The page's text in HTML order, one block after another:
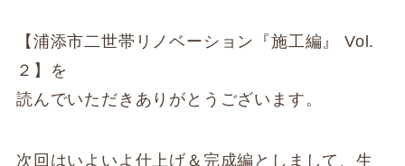
【浦添市二世帯リノベーション『施工編』 Vol.
２】を
読んでいただきありがとうございます。
次回はいよいよ仕上げ＆完成編としまして、生